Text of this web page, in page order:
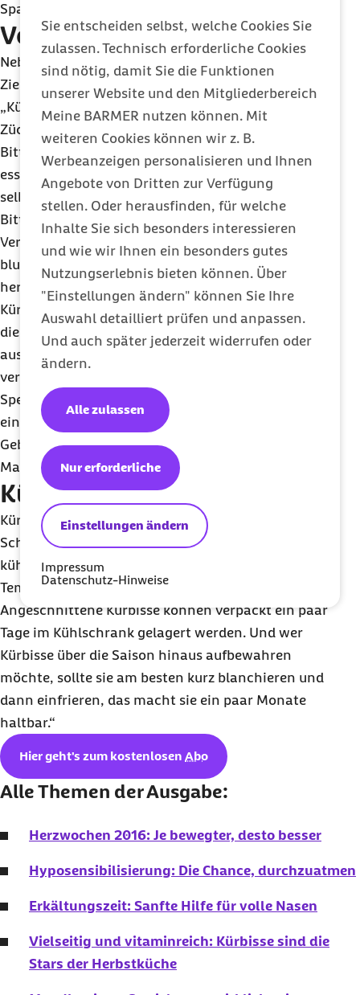
Sie entscheiden selbst, welche Cookies Sie
zulassen. Technisch erforderliche Cookies
sind nötig, damit Sie die Funktionen
unserer Website und den Mitgliederbereich
Meine BARMER nutzen können. Mit
weiteren Cookies können wir z. B.
Werbeanzeigen personalisieren und Ihnen
Angebote von Dritten zur Verfügung
stellen. Oder herausfinden, für welche
Inhalte Sie sich besonders interessieren
und wie wir Ihnen ein besonders gutes
Nutzungserlebnis bieten können. Über
"Einstellungen ändern" können Sie Ihre
Auswahl detailliert prüfen und anpassen.
Und auch später jederzeit widerrufen oder
ändern.
Einstellungen ändern
Nur erforderliche
Alle zulassen
Impressum
Datenschutz-Hinweise
Spaghetti anrichten kann.
Vorsicht vor Bitterstoffen
Neben den Speisekürbissen gibt es auch die
Zierkürbisse, die jedoch nicht genießbar sind.
„Kürbisse sind eigentlich giftig. Durch die
Züchtung wurde den Speisekürbissen der
Bitterstoff Cucurbitacin entzogen, wodurch sie
essbar wurden“, erklärt Schmidt. Zierkürbisse und
selbst gezogene Kürbissamen enthalten diese
Bitterstoffe noch, daher eignen sie sich nicht zum
Verzehr. Cucurbitacin kann Verdauungsstörungen,
blutigen Durchfall, Kopfschmerzen und Herzrasen
hervorrufen. „Vorsicht ist geboten, wenn das
Kürbisfleisch im rohen Zustand bitter schmeckt. In
diesem Fall sollte man das Fruchtfleisch lieber
ausspucken und den Kürbis nicht zum Essen
verwenden“, rät die Expertin. Kürbiskerne aus
Speisekürbissen können auch gut als Snack
eingesetzt oder zum Bestreuen von Salaten und
Gebäck genutzt werden. Sie enthalten viel
Magnesium, Vitamin E und Zink.
Kürbisse sind lange haltbar
Kürbisse sind bei richtiger Lagerung lange haltbar.
Schmidt: „Besonders wohl fühlen sich Kürbisse in
kühlen Kellerräumen, am besten bei einer
Temperatur zwischen zwölf und 15 Grad.
Angeschnittene Kürbisse können verpackt ein paar
Tage im Kühlschrank gelagert werden. Und wer
Kürbisse über die Saison hinaus aufbewahren
möchte, sollte sie am besten kurz blanchieren und
dann einfrieren, das macht sie ein paar Monate
haltbar.“
Hier geht's zum kostenlosen Abo
Alle Themen der Ausgabe:
Herzwochen 2016: Je bewegter, desto besser
Hyposensibilisierung: Die Chance, durchzuatmen
Erkältungszeit: Sanfte Hilfe für volle Nasen
Vielseitig und vitaminreich: Kürbisse sind die
Stars der Herbstküche